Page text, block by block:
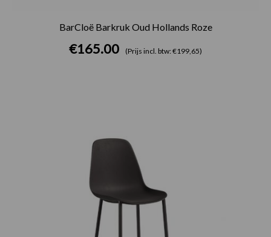
BarCloë Barkruk Oud Hollands Roze
€165.00 (Prijs incl. btw: €199,65)